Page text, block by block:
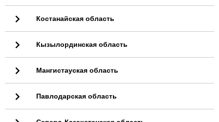
Костанайская область
Кызылординская область
Мангистауская область
Павлодарская область